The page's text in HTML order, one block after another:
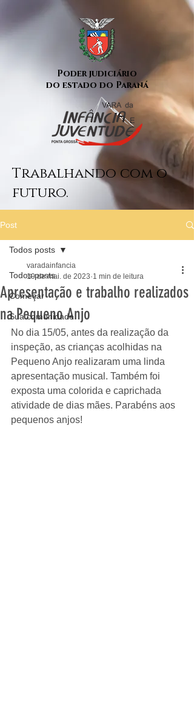
Poder judiciário
do estado do Paraná
Trabalhando com o
futuro.
Post
Todos posts
Começar
Sua comunidade
Todos posts
Apresentação e trabalho realizados
na Pequeno Anjo
varadainfancia
19 de mai. de 2023 1 min de leitura
No dia 15/05, antes da realização da
inspeção, as crianças acolhidas na
Pequeno Anjo realizaram uma linda
apresentação musical. Também foi
exposta uma colorida e caprichada
atividade de dias mães. Parabéns aos
pequenos anjos!